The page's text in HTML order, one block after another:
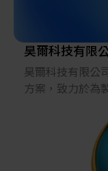
工藝知識並優化
鼎華顧問團隊結
略，透過價值實
集到自主決策的
質、減存的商業
昊爾科技有限
昊爾科技有限公
方案，致力於為
設備。公司秉持
引進國際尖端技
售後服務，協助